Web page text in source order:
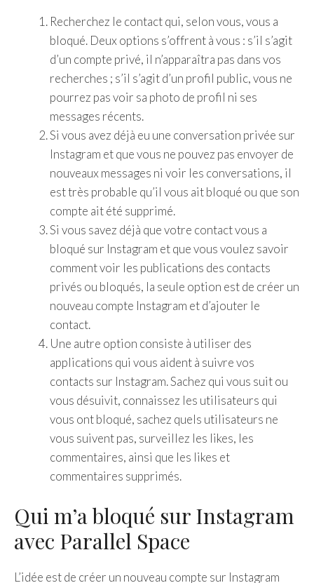
Recherchez le contact qui, selon vous, vous a
bloqué. Deux options s’offrent à vous : s’il s’agit
d’un compte privé, il n’apparaîtra pas dans vos
recherches ; s’il s’agit d’un profil public, vous ne
pourrez pas voir sa photo de profil ni ses
messages récents.
Si vous avez déjà eu une conversation privée sur
Instagram et que vous ne pouvez pas envoyer de
nouveaux messages ni voir les conversations, il
est très probable qu’il vous ait bloqué ou que son
compte ait été supprimé.
Si vous savez déjà que votre contact vous a
bloqué sur Instagram et que vous voulez savoir
comment voir les publications des contacts
privés ou bloqués, la seule option est de créer un
nouveau compte Instagram et d’ajouter le
contact.
Une autre option consiste à utiliser des
applications qui vous aident à suivre vos
contacts sur Instagram. Sachez qui vous suit ou
vous désuivit, connaissez les utilisateurs qui
vous ont bloqué, sachez quels utilisateurs ne
vous suivent pas, surveillez les likes, les
commentaires, ainsi que les likes et
commentaires supprimés.
Qui m’a bloqué sur Instagram
avec Parallel Space
L’idée est de créer un nouveau compte sur Instagram